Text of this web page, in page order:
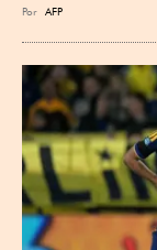
Por AFP